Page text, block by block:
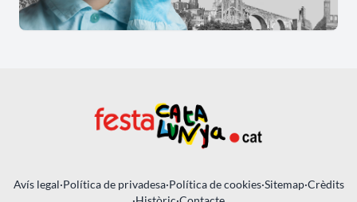
Avís legal·Política de privadesa·Política de cookies·Sitemap·Crèdits